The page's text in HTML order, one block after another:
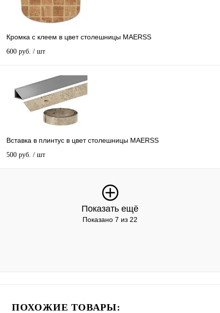
Кромка с клеем в цвет столешницы MAERSS
600 руб. / шт
Вставка в плинтус в цвет столешницы MAERSS
500 руб. / шт
Показать ещё
Показано 7 из 22
ПОХОЖИЕ ТОВАРЫ: